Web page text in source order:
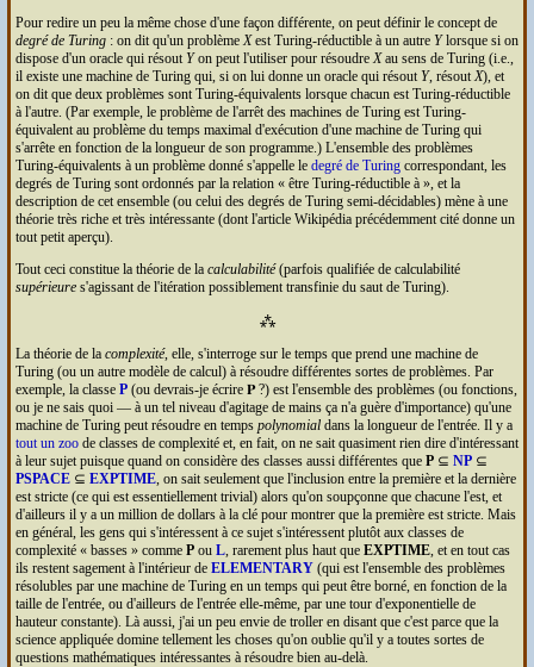
Pour redire un peu la même chose d'une façon différente, on peut définir le concept de
degré de Turing: on dit qu'un problème Xest Turing-réductible à un autre Ylorsque si on
dispose d'un oracle qui résout Yon peut l'utiliser pour résoudre Xau sens de Turing (i.e.,
il existe une machine de Turing qui, si on lui donne un oracle qui résout Y, résout X), et
on dit que deux problèmes sont Turing-équivalents lorsque chacun est Turing-réductible
à l'autre. (Par exemple, le problème de l'arrêt des machines de Turing est Turing-
équivalent au problème du temps maximal d'exécution d'une machine de Turing qui
s'arrête en fonction de la longueur de son programme.) L'ensemble des problèmes
Turing-équivalents à un problème donné s'appelle le degré de Turingcorrespondant, les
degrés de Turing sont ordonnés par la relation « être Turing-réductible à », et la
description de cet ensemble (ou celui des degrés de Turing semi-décidables) mène à une
théorie très riche et très intéressante (dont l'article Wikipédia précédemment cité donne un
tout petit aperçu).
Tout ceci constitue la théorie de la calculabilité(parfois qualifiée de calculabilité
supérieures'agissant de l'itération possiblement transfinie du saut de Turing).
⁂
La théorie de la complexité, elle, s'interroge sur le temps que prend une machine de
Turing (ou un autre modèle de calcul) à résoudre différentes sortes de problèmes. Par
exemple, la classe P(ou devrais-je écrire 𝐏 ?) est l'ensemble des problèmes (ou fonctions,
ou je ne sais quoi — à un tel niveau d'agitage de mains ça n'a guère d'importance) qu'une
machine de Turing peut résoudre en temps polynomialdans la longueur de l'entrée. Il y a
tout un zoode classes de complexité et, en fait, on ne sait quasiment rien dire d'intéressant
à leur sujet puisque quand on considère des classes aussi différentes que P⊆ NP⊆
PSPACE⊆ EXPTIME, on sait seulement que l'inclusion entre la première et la dernière
est stricte (ce qui est essentiellement trivial) alors qu'on soupçonne que chacune l'est, et
d'ailleurs il y a un million de dollars à la clé pour montrer que la première est stricte. Mais
en général, les gens qui s'intéressent à ce sujet s'intéressent plutôt aux classes de
complexité « basses » comme Pou L, rarement plus haut que EXPTIME, et en tout cas
ils restent sagement à l'intérieur de ELEMENTARY(qui est l'ensemble des problèmes
résolubles par une machine de Turing en un temps qui peut être borné, en fonction de la
taille de l'entrée, ou d'ailleurs de l'entrée elle-même, par une tour d'exponentielle de
hauteur constante). Là aussi, j'ai un peu envie de troller en disant que c'est parce que la
science appliquée domine tellement les choses qu'on oublie qu'il y a toutes sortes de
questions mathématiques intéressantes à résoudre bien au-delà.